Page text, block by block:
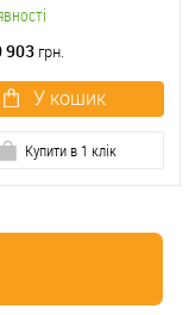
903 грн.
У кошик
Купити в 1 клік